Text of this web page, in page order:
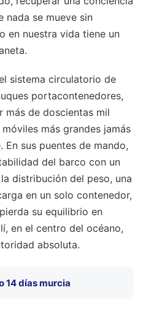
nada se mueve sin
en nuestra vida tiene un
sistema circulatorio de
portacontenedores,
más de doscientas mil
más grandes jamás
sus puentes de mando,
del barco con un
distribución del peso, una
en un solo contenedor,
su equilibrio en
en el centro del océano,
absoluta.
14 días murcia